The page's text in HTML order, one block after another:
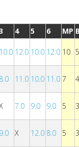
4 5 6 MP
10.0 12.0 10.0 12.0 10
8.0 11.0 10.0 11.0 7
7.0 9.0 9.0 5
9.0 X 12.0 8.0 5